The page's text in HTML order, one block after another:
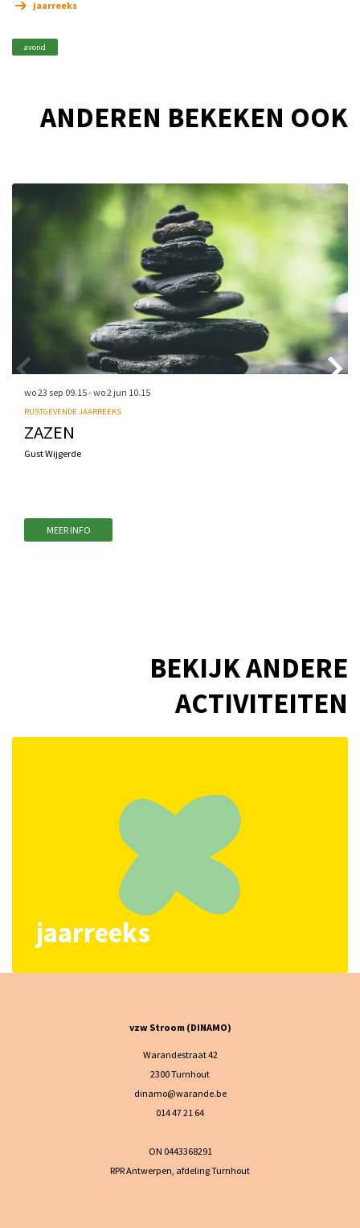
jaarreeks
avond
ANDEREN BEKEKEN OOK
ZAZEN
Gust Wijgerde
RUSTGEVENDE JAARREEKS
wo 23 sep 09.15-wo 2 jun 10.15
MEER INFO
BEKIJK ANDERE
ACTIVITEITEN
jaarreeks
vzw Stroom (DINAMO)
Warandestraat 42
2300 Turnhout
dinamo@warande.be
014 47 21 64
ON 0443368291
RPR Antwerpen, afdeling Turnhout